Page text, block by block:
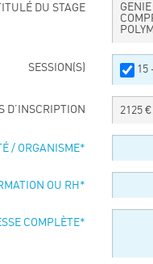
DU STAGE
SESSION(S) 15
D’INSCRIPTION 2125 €
/ ORGANISME*
OU RH *
COMPLÈTE*